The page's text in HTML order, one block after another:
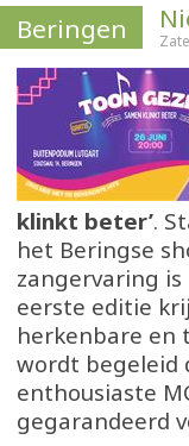
Beringen
klinkt beter’.
het Beringse
zangervaring
eerste editie
herkenbare en
wordt begeleid
enthousiaste
gegarandeerd